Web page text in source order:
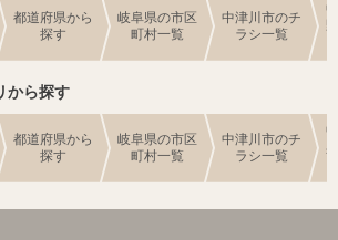
都道府県から
探す
岐阜県の市区
町村一覧
中津川市のチ
ラシ一覧
から探す
都道府県から
探す
岐阜県の市区
町村一覧
中津川市のチ
ラシ一覧